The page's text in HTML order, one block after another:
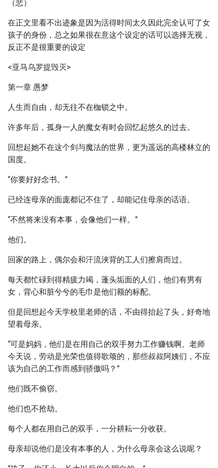
（悲）
在正文里看不出迹象是因为活得时间太久因此完全认可了女
孩子的身份，总之如果很在意这个设定的话可以选择无视，
反正不是很重要的设定
<亚马乌罗提毁灭>
第一章 愚梦
人生而自由，却无往不在枷锁之中。
许多年后，孤身一人的魔女有时会回忆起悠久的过去。
回想起她不在这个剑与魔法的世界，更为遥远的高楼林立的
国度。
“你要好好念书。”
已经连母亲的面庞都记不住了，却能记住母亲的话语。
“不然将来没有本事，会像他们一样。”
他们。
回家的路上，偶尔会和汗流浃背的工人们擦肩而过。
每天都忙碌到得精疲力竭，蓬头垢面的人们，他们有男有
女，背心和脏兮兮的毛巾是他们额的标配。
但是回想起今天学校里老师的话，不由得抬起了头，好奇地
望着母亲。
“可是妈妈，他们是在用自己的双手努力工作赚钱啊。老师
今天说，劳动是光荣也值得歌颂的，那些叔叔阿姨们，不应
该为自己的工作而感到骄傲吗？”
他们既不偷窃。
他们也不抢劫。
每个人都在用自己的双手，一分耕耘一分收获。
母亲却说他们是没有本事的人，为什么母亲会这么说呢？